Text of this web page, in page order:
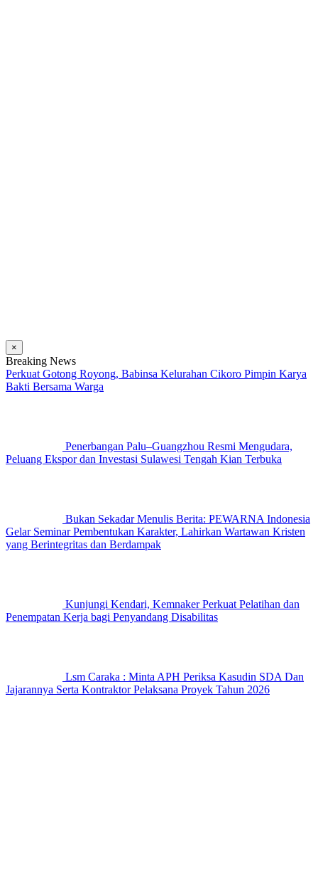
×
Breaking News
Perkuat Gotong Royong, Babinsa Kelurahan Cikoro Pimpin Karya
Bakti Bersama Warga
Penerbangan Palu–Guangzhou Resmi Mengudara,
Peluang Ekspor dan Investasi Sulawesi Tengah Kian Terbuka
Bukan Sekadar Menulis Berita: PEWARNA Indonesia
Gelar Seminar Pembentukan Karakter, Lahirkan Wartawan Kristen
yang Berintegritas dan Berdampak
Kunjungi Kendari, Kemnaker Perkuat Pelatihan dan
Penempatan Kerja bagi Penyandang Disabilitas
Lsm Caraka : Minta APH Periksa Kasudin SDA Dan
Jajarannya Serta Kontraktor Pelaksana Proyek Tahun 2026